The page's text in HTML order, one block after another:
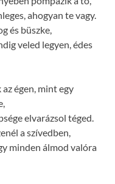
ahogyan te vagy.
és büszke,
veled legyen, édes
égen, mint egy
elvarázsol téged.
a szívedben,
minden álmod valóra